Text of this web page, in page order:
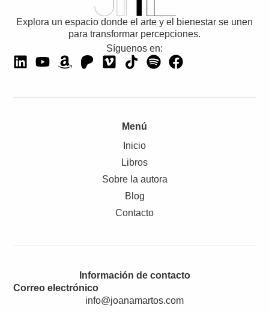
Explora un espacio donde el arte y el bienestar se unen
para transformar percepciones.
Síguenos en:
Menú
Inicio
Libros
Sobre la autora
Blog
Contacto
Información de contacto
Correo electrónico
info@joanamartos.com